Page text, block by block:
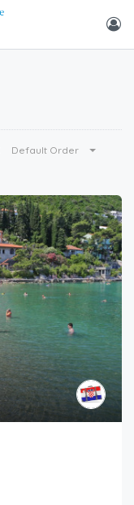
Default Order